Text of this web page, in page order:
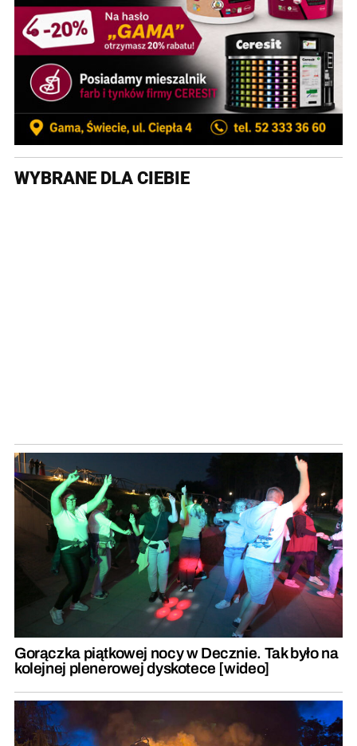
WYBRANE DLA CIEBIE
Gorączka piątkowej nocy w Decznie. Tak było na
kolejnej plenerowej dyskotece [wideo]